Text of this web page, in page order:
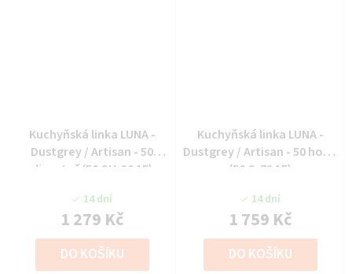
Kuchyňská linka LUNA -
Dustgrey / Artisan - 50
digestoř (50 GU-36 1F)
14 dní
1 279 Kč
DO KOŠÍKU
Kuchyňská linka LUNA -
Dustgrey / Artisan - 50 horní
(50 G-72 1F)
14 dní
1 759 Kč
DO KOŠÍKU